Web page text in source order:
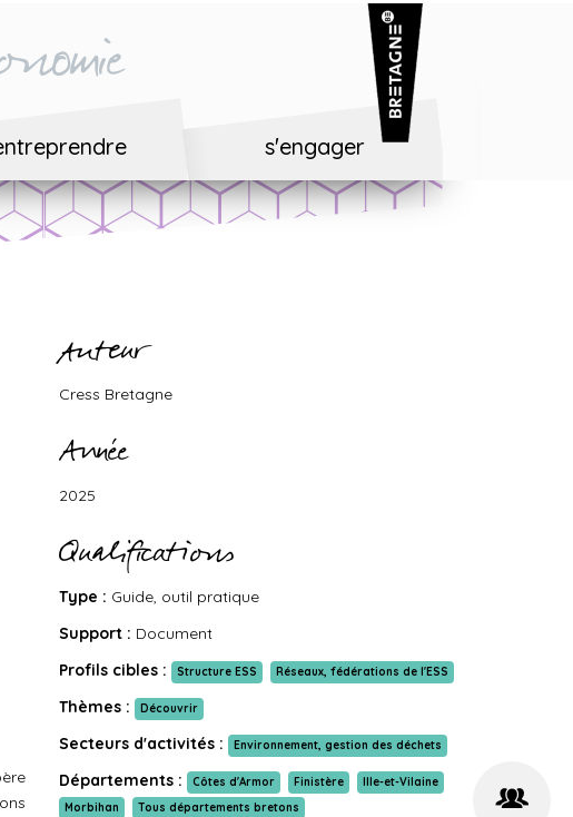
s'engager
Auteur
Cress Bretagne
Année
2025
Qualifications
Type : Guide, outil pratique
Support : Document
Profils cibles :
Structure ESS Réseaux, fédérations de l'ESS
Thèmes : Découvrir
Secteurs d'activités : Environnement, gestion des déchets
Départements : Côtes d'Armor Finistère
Ille-et-Vilaine
Morbihan
Tous départements bretons